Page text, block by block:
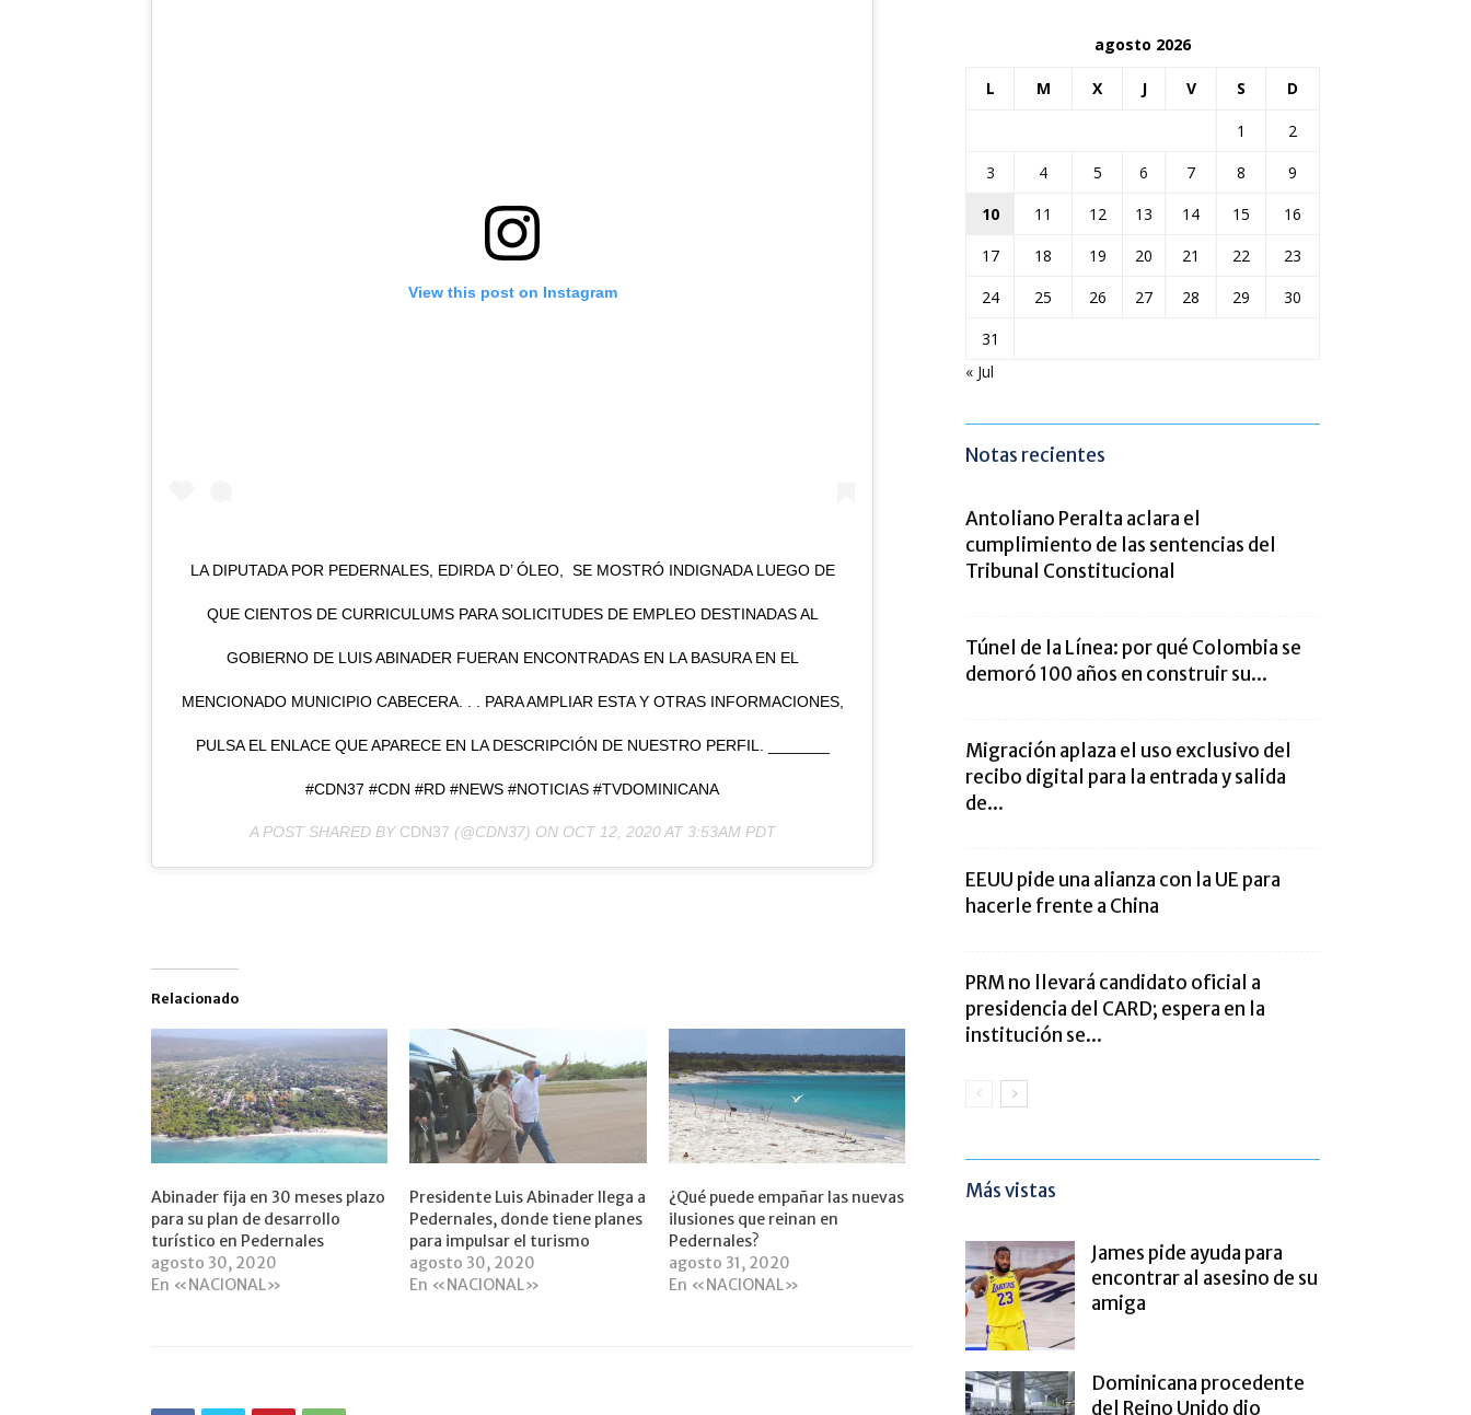
View this post on Instagram
LA DIPUTADA POR PEDERNALES, EDIRDA D’ ÓLEO, SE MOSTRÓ INDIGNADA LUEGO DE
QUE CIENTOS DE CURRICULUMS PARA SOLICITUDES DE EMPLEO DESTINADAS AL
GOBIERNO DE LUIS ABINADER FUERAN ENCONTRADAS EN LA BASURA EN EL
MENCIONADO MUNICIPIO CABECERA. . . PARA AMPLIAR ESTA Y OTRAS INFORMACIONES,
PULSA EL ENLACE QUE APARECE EN LA DESCRIPCIÓN DE NUESTRO PERFIL. _______
#CDN37 #CDN #RD #NEWS #NOTICIAS #TVDOMINICANA
A POST SHARED BY CDN37 (@CDN37) ON OCT 12, 2020 AT 3:53AM PDT
Relacionado
Abinader fija en 30 meses plazo
para su plan de desarrollo
turístico en Pedernales
agosto 30, 2020
En «NACIONAL»
Presidente Luis Abinader llega a
Pedernales, donde tiene planes
para impulsar el turismo
agosto 30, 2020
En «NACIONAL»
¿Qué puede empañar las nuevas
ilusiones que reinan en
Pedernales?
agosto 31, 2020
En «NACIONAL»
agosto 2026
L M X J V S D
1
2
3
4 5 6 7 8
9
10
11 12 13 14 15
16
17
18 19 20 21 22
23
24
25 26 27 28 29
30
31
« Jul
Notas recientes
Antoliano Peralta aclara el
cumplimiento de las sentencias del
Tribunal Constitucional
Túnel de la Línea: por qué Colombia se
demoró 100 años en construir su...
Migración aplaza el uso exclusivo del
recibo digital para la entrada y salida
de...
EEUU pide una alianza con la UE para
hacerle frente a China
PRM no llevará candidato oficial a
presidencia del CARD; espera en la
institución se...
Más vistas
James pide ayuda para
encontrar al asesino de su
amiga
Dominicana procedente
del Reino Unido dio